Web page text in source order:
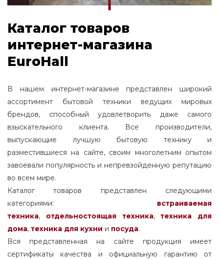
Каталог товаров
интернет-магазина
EuroHall
В нашем интернет-магазине представлен широкий
ассортимент бытовой техники ведущих мировых
брендов, способный удовлетворить даже самого
взыскательного клиента. Все производители,
выпускающие лучшую бытовую технику и
разместившиеся на сайте, своим многолетним опытом
завоевали популярность и непревзойденную репутацию
во всем мире.
Каталог товаров представлен следующими
категориями: встраиваемая
техника, отдельностоящаятехника,
техника для
дома, техника для кухни и посуда.
Вся представленная на сайте продукция имеет
сертификаты качества и официальную гарантию от